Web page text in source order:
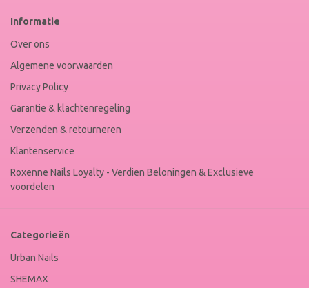
Informatie
Over ons
Algemene voorwaarden
Privacy Policy
Garantie & klachtenregeling
Verzenden & retourneren
Klantenservice
Roxenne Nails Loyalty - Verdien Beloningen & Exclusieve
voordelen
Categorieën
Urban Nails
SHEMAX